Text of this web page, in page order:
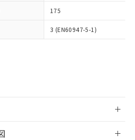
175
3 (EN60947-5-1)
同利用者とは、"個人情報
の「1.共同利
囲」に記載されている法人を
10物質）の非含有証明書
有証明書（当社基準）
行日時点で非含有を証明す
に遡って非含有を証明する
ら、特段のことがない限
12日より割愛しておりま